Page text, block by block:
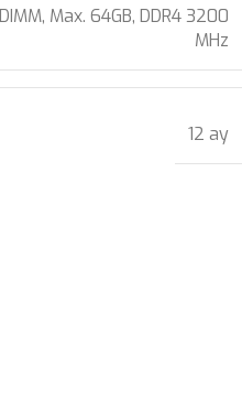
Max. 64GB, DDR4 3200
MHz
12 ay